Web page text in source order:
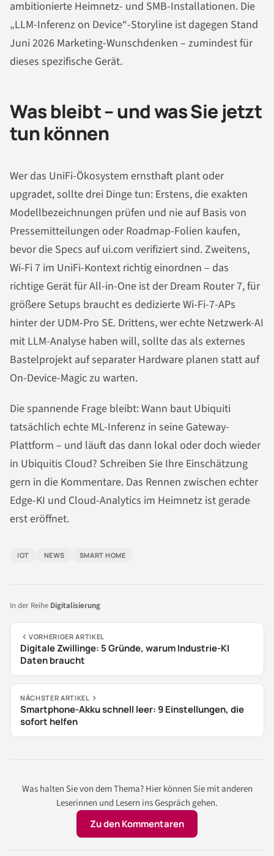
ambitionierte Heimnetz- und SMB-Installationen. Die
„LLM-Inferenz on Device“-Storyline ist dagegen Stand
Juni 2026 Marketing-Wunschdenken – zumindest für
dieses spezifische Gerät.
Was bleibt – und was Sie jetzt
tun können
Wer das UniFi-Ökosystem ernsthaft plant oder
upgradet, sollte drei Dinge tun: Erstens, die exakten
Modellbezeichnungen prüfen und nie auf Basis von
Pressemitteilungen oder Roadmap-Folien kaufen,
bevor die Specs auf ui.com verifiziert sind. Zweitens,
Wi-Fi 7 im UniFi-Kontext richtig einordnen – das
richtige Gerät für All-in-One ist der Dream Router 7, für
größere Setups braucht es dedizierte Wi-Fi-7-APs
hinter der UDM-Pro SE. Drittens, wer echte Netzwerk-AI
mit LLM-Analyse haben will, sollte das als externes
Bastelprojekt auf separater Hardware planen statt auf
On-Device-Magic zu warten.
Die spannende Frage bleibt: Wann baut Ubiquiti
tatsächlich echte ML-Inferenz in seine Gateway-
Plattform – und läuft das dann lokal oder doch wieder
in Ubiquitis Cloud? Schreiben Sie Ihre Einschätzung
gern in die Kommentare. Das Rennen zwischen echter
Edge-KI und Cloud-Analytics im Heimnetz ist gerade
erst eröffnet.
IOT NEWS SMART HOME
In der Reihe Digitalisierung
VORHERIGER ARTIKEL
Digitale Zwillinge: 5 Gründe, warum Industrie-KI
Daten braucht
NÄCHSTER ARTIKEL
Smartphone-Akku schnell leer: 9 Einstellungen, die
sofort helfen
Was halten Sie von dem Thema? Hier können Sie mit anderen
Leserinnen und Lesern ins Gespräch gehen.
Zu den Kommentaren